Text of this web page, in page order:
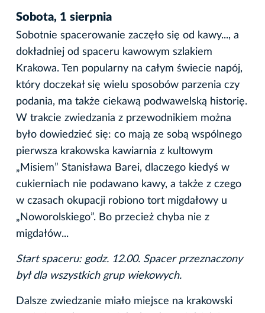
Sobota, 1 sierpnia
Sobotnie spacerowanie zaczęło się od kawy..., a
dokładniej od spaceru kawowym szlakiem
Krakowa. Ten popularny na całym świecie napój,
który doczekał się wielu sposobów parzenia czy
podania, ma także ciekawą podwawelską historię.
W trakcie zwiedzania z przewodnikiem można
było dowiedzieć się: co mają ze sobą wspólnego
pierwsza krakowska kawiarnia z kultowym
„Misiem” Stanisława Barei, dlaczego kiedyś w
cukierniach nie podawano kawy, a także z czego
w czasach okupacji robiono tort migdałowy u
„Noworolskiego”. Bo przecież chyba nie z
migdałów...
Start spaceru: godz. 12.00. Spacer przeznaczony
był dla wszystkich grup wiekowych.
Dalsze zwiedzanie miało miejsce na krakowski